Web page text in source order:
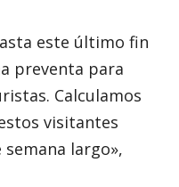
este último fin
preventa para
Calculamos
visitantes
largo»,